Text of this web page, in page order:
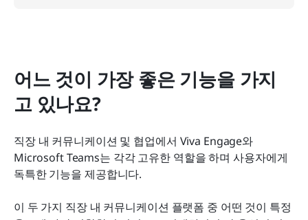
어느 것이 가장 좋은 기능을 가지
고 있나요?
직장 내 커뮤니케이션 및 협업에서 Viva Engage와
Microsoft Teams는 각각 고유한 역할을 하며 사용자에게
독특한 기능을 제공합니다.
이 두 가지 직장 내 커뮤니케이션 플랫폼 중 어떤 것이 특정